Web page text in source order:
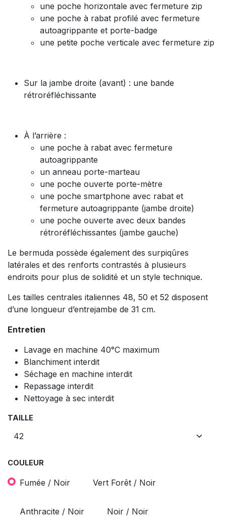
une poche horizontale avec fermeture zip
une poche à rabat profilé avec fermeture
autoagrippante et porte-badge
une petite poche verticale avec fermeture zip
Sur la jambe droite (avant) : une bande
rétroréfléchissante
À l’arrière :
une poche à rabat avec fermeture
autoagrippante
un anneau porte-marteau
une poche ouverte porte-mètre
une poche smartphone avec rabat et
fermeture autoagrippante (jambe droite)
une poche ouverte avec deux bandes
rétroréfléchissantes (jambe gauche)
Le bermuda possède également des surpiqûres
latérales et des renforts contrastés à plusieurs
endroits pour plus de solidité et un style technique.
Les tailles centrales italiennes 48, 50 et 52 disposent
d’une longueur d’entrejambe de 31 cm.
Entretien
Lavage en machine 40°C maximum
Blanchiment interdit
Séchage en machine interdit
Repassage interdit
Nettoyage à sec interdit
TAILLE
COULEUR
Fumée / Noir Vert Forêt / Noir
Anthracite / Noir Noir / Noir